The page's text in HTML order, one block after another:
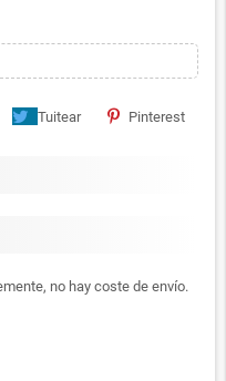
Tuitear Pinterest
no hay coste de envío.